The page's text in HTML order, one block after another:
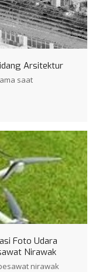
Arsitektur
saat
Foto Udara
Nirawak
nirawak